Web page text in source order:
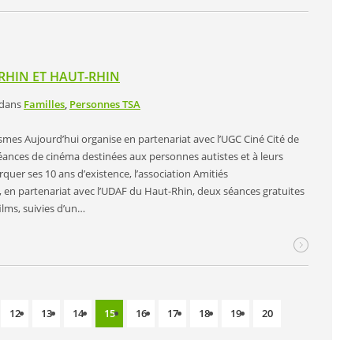
ET HAUT-RHIN
Familles, Personnes TSA
Aujourd’hui organise en partenariat avec l’UGC Ciné Cité de
de cinéma destinées aux personnes autistes et à leurs
ses 10 ans d’existence, l’association Amitiés
partenariat avec l’UDAF du Haut-Rhin, deux séances gratuites
suivies d’un…
12 13 14 15 16 17 18 19 20